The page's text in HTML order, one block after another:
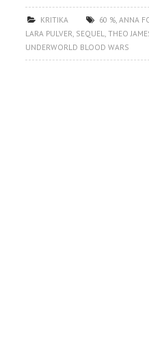
KRITIKA 60 %,ANNA
LARA PULVER, SEQUEL,THEO
UNDERWORLD BLOOD WARS